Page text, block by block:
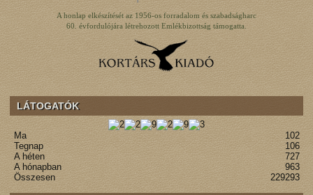
A honlap elkészítését az 1956-os forradalom és szabadságharc
60. évfordulójára létrehozott Emlékbizottság támogatta.
LÁTOGATÓK
Ma
102
Tegnap
106
A héten
727
A hónapban
963
Összesen
229293